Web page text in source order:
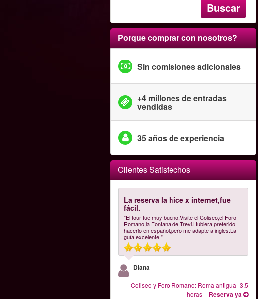
Buscar
Porque comprar con nosotros?
Sin comisiones adicionales
+4 millones de entradas
vendidas
35 años de experiencia
Clientes Satisfechos
La reserva la hice x internet,fue
fácil.
"El tour fue muy bueno.Visite el Coliseo,el Foro
Romano,la Fontana de Trevi.Hubiera preferido
hacerlo en español,pero me adapte a ingles.La
guía excelente!"
Diana
Coliseo y Foro Romano: Roma antigua -3.5
horas– Reserva ya